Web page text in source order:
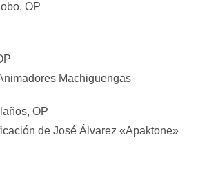
OP
Machiguengas
OP
de José Álvarez «Apaktone»